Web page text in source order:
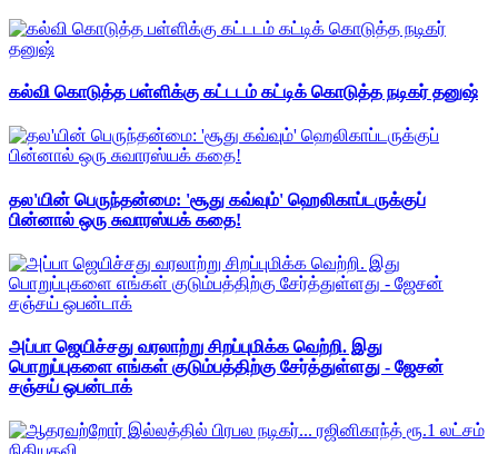
கல்வி கொடுத்த பள்ளிக்கு கட்டடம் கட்டிக் கொடுத்த நடிகர் தனுஷ்
தல'யின் பெருந்தன்மை: 'சூது கவ்வும்' ஹெலிகாப்டருக்குப்
பின்னால் ஒரு சுவாரஸ்யக் கதை!
அப்பா ஜெயிச்சது வரலாற்று சிறப்புமிக்க வெற்றி. இது
பொறுப்புகளை எங்கள் குடும்பத்திற்கு சேர்த்துள்ளது - ஜேசன்
சஞ்சய் ஒபன்டாக்